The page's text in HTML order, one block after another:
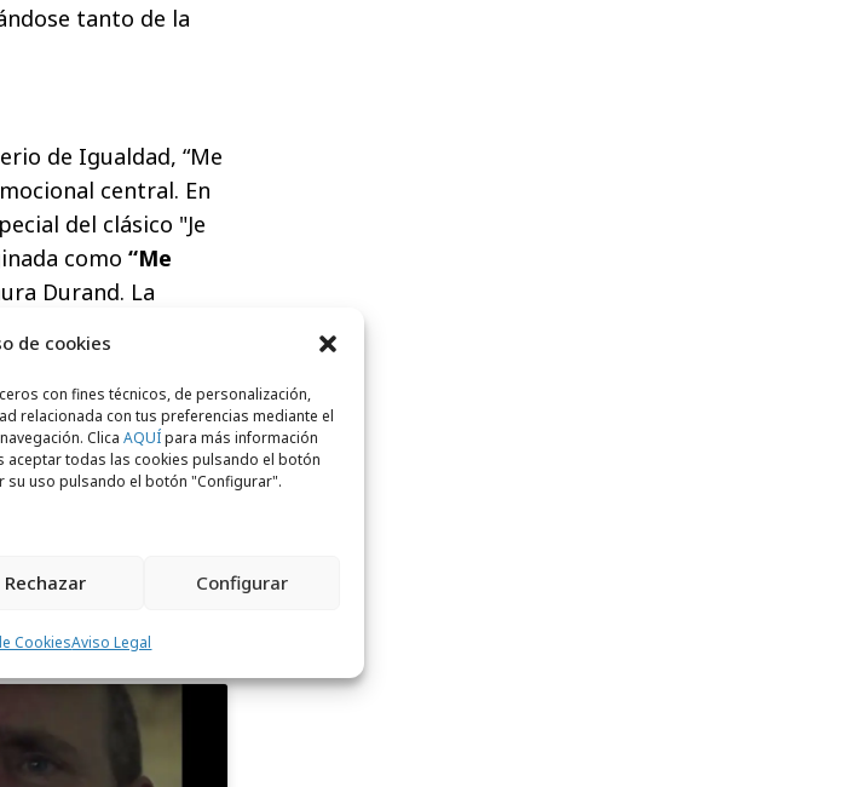
de cookies
con fines técnicos, de personalización,
relacionada con tus preferencias mediante el
Clica AQUÍpara más información
aceptar todas las cookies pulsando el botón
su uso pulsando el botón "Configurar".
Rechazar Configurar
CookiesAviso Legal
tanto de la
de Igualdad, “Me
central. En
del clásico "Je
como “Me
Durand. La
“La quiero a
al
profundidad y
el espectador.
radio, digital
que su
el lunes 25 de
25N,
la violencia de